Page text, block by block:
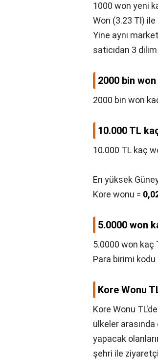
1000 won yeni
Won (3.23 Tl)
Yine aynı
saticıdan 3
2000 bin
2000 bin won
10.000 TL
10.000 TL kaç
En yüksek
Kore wonu =
5.0000 won
5.0000 won kaç
Para birimi
Kore Wonu
Kore Wonu
ülkeler
yapacak
şehri ile